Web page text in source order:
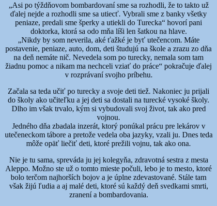
„Asi po týždňovom bombardovaní sme sa rozhodli, že to takto už
ďalej nejde a rozhodli sme sa utiecť. Vybrali sme z banky všetky
peniaze, predali sme šperky a utiekli do Turecka“ hovorí pani
doktorka, ktorá sa odo mňa líši len šatkou na hlave.
„Nikdy by som neverila, aké ťažké je byť utečencom. Máte
postavenie, peniaze, auto, dom, deti študujú na škole a zrazu zo dňa
na deň nemáte nič. Nevedela som po turecky, nemala som tam
žiadnu pomoc a nikam ma nechceli vziať do práce“ pokračuje ďalej
v rozprávaní svojho príbehu.
Začala sa teda učiť po turecky a svoje deti tiež. Nakoniec ju prijali
do školy ako učiteľku a jej deti sa dostali na turecké vysoké školy.
Dlho im však trvalo, kým si vybudovali svoj život, tak ako pred
vojnou.
Jedného dňa zbadala inzerát, ktorý ponúkal prácu pre lekárov v
utečeneckom tábore a pretože vedela oba jazyky, vzali ju. Dnes teda
môže opäť liečiť deti, ktoré prežili vojnu, tak ako ona.
Nie je tu sama, spreváda ju jej kolegyňa, zdravotná sestra z mesta
Aleppo. Možno ste už o tomto mieste počuli, lebo je to mesto, ktoré
bolo terčom najhorších bojov a je úplne zdevastované. Stále tam
však žijú ľudia a aj malé deti, ktoré sú každý deň svedkami smrti,
zranení a bombardovania.